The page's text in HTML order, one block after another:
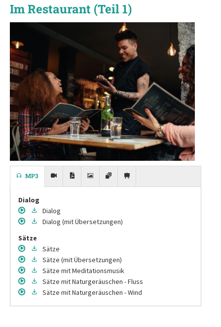
Im Restaurant (Teil 1)
MP3
Dialog
Dialog
Dialog (mit Übersetzungen)
Sätze
Sätze
Sätze (mit Übersetzungen)
Sätze mit Meditationsmusik
Sätze mit Naturgeräuschen - Fluss
Sätze mit Naturgeräuschen - Wind